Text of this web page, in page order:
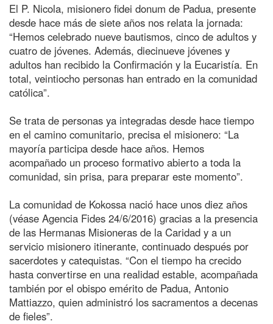
El P. Nicola, misionero fidei donum de Padua, presente
desde hace más de siete años nos relata la jornada:
“Hemos celebrado nueve bautismos, cinco de adultos y
cuatro de jóvenes. Además, diecinueve jóvenes y
adultos han recibido la Confirmación y la Eucaristía. En
total, veintiocho personas han entrado en la comunidad
católica”.
Se trata de personas ya integradas desde hace tiempo
en el camino comunitario, precisa el misionero: “La
mayoría participa desde hace años. Hemos
acompañado un proceso formativo abierto a toda la
comunidad, sin prisa, para preparar este momento”.
La comunidad de Kokossa nació hace unos diez años
(véase Agencia Fides 24/6/2016) gracias a la presencia
de las Hermanas Misioneras de la Caridad y a un
servicio misionero itinerante, continuado después por
sacerdotes y catequistas. “Con el tiempo ha crecido
hasta convertirse en una realidad estable, acompañada
también por el obispo emérito de Padua, Antonio
Mattiazzo, quien administró los sacramentos a decenas
de fieles”.